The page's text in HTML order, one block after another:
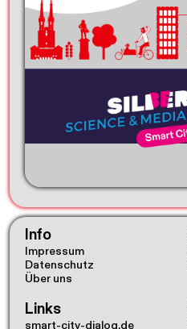
Info
Impressum
Datenschutz
Über uns
Links
smart-city-dialog.de